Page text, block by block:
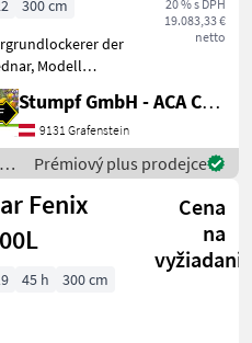
20 % s DPH
19.083,33 €
netto
300 cm
der
Modell
M5R,
beeindruckende
aus moderner
robuster
Dieses 2022
Stumpf GmbH - ACA Center Stumpf
9131 Grafenstein
Prémiový plus prodejce
Fenix
Cena
na
45 h 300 cm